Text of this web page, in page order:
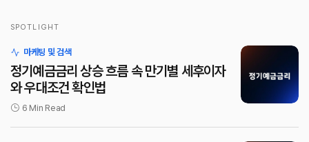
SPOTLIGHT
마케팅 및 검색
정기예금금리 상승 흐름 속 만기별 세후이자
와 우대조건 확인법
6 Min Read